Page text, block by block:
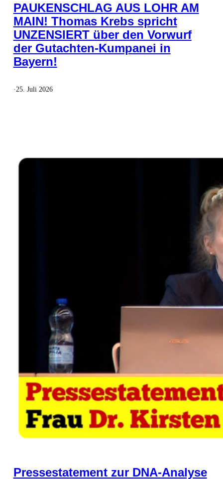
PAUKENSCHLAG AUS LOHR AM
MAIN! Thomas Krebs spricht
UNZENSIERT über den Vorwurf
der Gutachten-Kumpanei in
Bayern!
· 25. Juli 2026
Pressestatement zur DNA-Analyse